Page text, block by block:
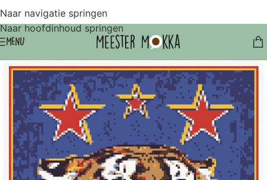
Naar navigatie springen
Naar hoofdinhoud springen
MENU